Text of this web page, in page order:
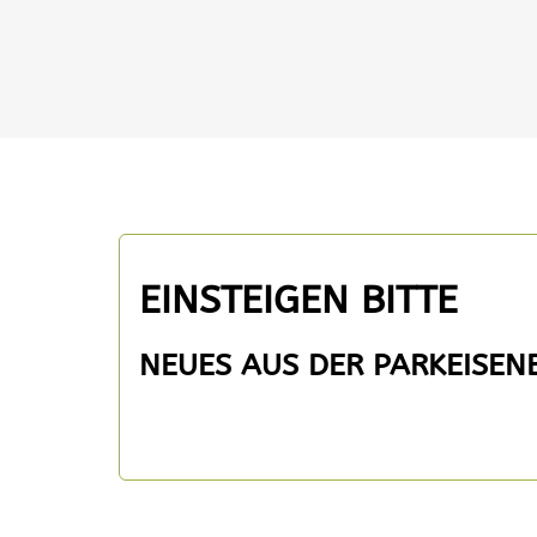
EINSTEIGEN BITTE
NEUES AUS DER